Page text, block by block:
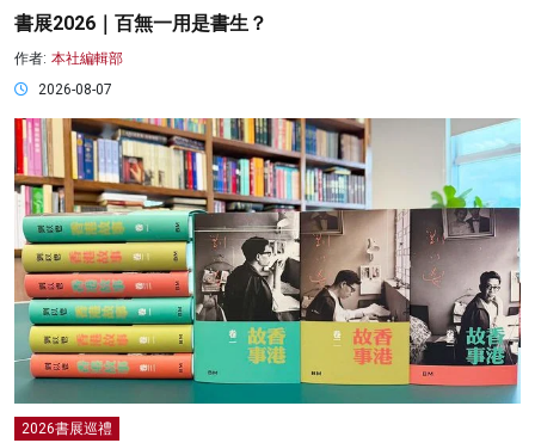
書展2026｜百無一用是書生？
作者: 本社編輯部
2026-08-07
2026書展巡禮